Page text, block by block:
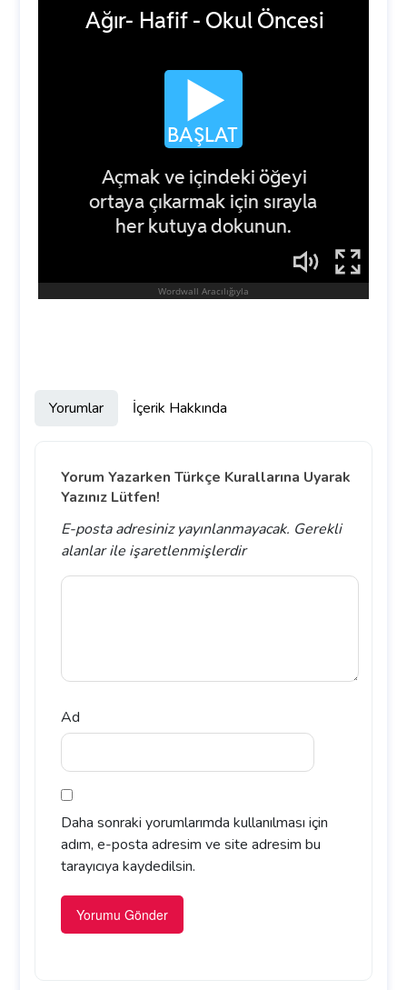
Yorumlar İçerik Hakkında
Yorum Yazarken Türkçe Kurallarına Uyarak
Yazınız Lütfen!
E-posta adresiniz yayınlanmayacak. Gerekli
alanlarile işaretlenmişlerdir
Ad
Daha sonraki yorumlarımda kullanılması için
adım, e-posta adresim ve site adresim bu
tarayıcıya kaydedilsin.